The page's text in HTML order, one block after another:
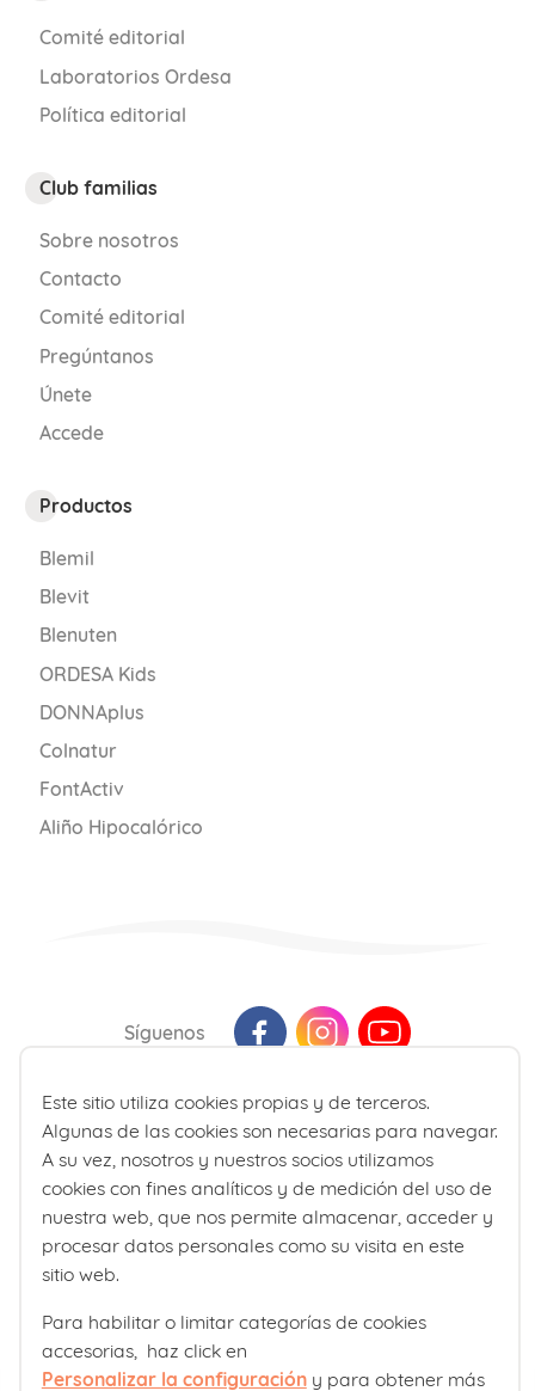
Comité editorial
Laboratorios Ordesa
Política editorial
Club familias
Sobre nosotros
Contacto
Comité editorial
Pregúntanos
Únete
Accede
Productos
Blemil
Blevit
Blenuten
ORDESA Kids
DONNAplus
Colnatur
FontActiv
Aliño Hipocalórico
Síguenos
Última actualización: Agosto 2026
La información presente en la web no reemplaza sino que
complementa la relación entre el profesional de la salud y su
paciente. En caso de duda, consulte a su profesional de la salud
de referencia.
Este sitio utiliza cookies propias y de terceros.
Algunas de las cookies son necesarias para navegar.
A su vez, nosotros y nuestros socios utilizamos
cookies con fines analíticos y de medición del uso de
nuestra web, que nos permite almacenar, acceder y
procesar datos personales como su visita en este
sitio web.
Para habilitar o limitar categorías de cookies
accesorias, haz click en
Personalizar la configuracióny para obtener más